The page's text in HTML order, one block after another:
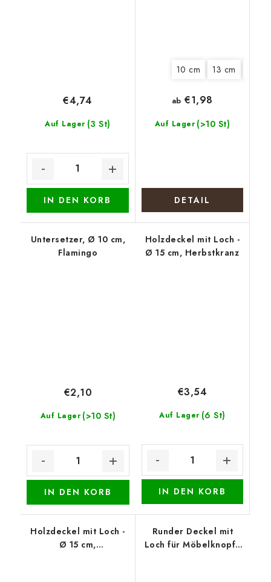
Auf Lager (3 St)
€4,74
IN DEN KORB
10 cm 13 cm
Auf Lager (>10 St)
ab €1,98
DETAIL
Untersetzer, Ø 10 cm,
Flamingo
Auf Lager (>10 St)
€2,10
IN DEN KORB
Holzdeckel mit Loch -
Ø 15 cm, Herbstkranz
Auf Lager (6 St)
€3,54
IN DEN KORB
Holzdeckel mit Loch -
Ø 15 cm,
Runder Deckel mit
Loch für Möbelknopf -